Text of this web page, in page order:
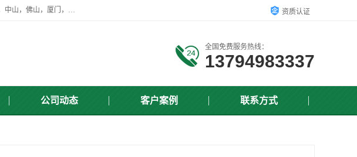
广东食安膳食管理服务有限公司是一家从事蔬菜配送、食堂承包，团餐配送的企业，本公司客户遍布东莞、深圳，广州，惠州，中山，佛山，厦门，肇庆，江门，清远等地，资质齐全，提供学校、工厂、医院、企业、地铁、大型超市、商场、单位、消防队、监狱食堂饭堂蔬菜配送，集新鲜蔬菜、新鲜肉类、粮油、瓜果 、干货 、水产、冻品、粮油、调味品、日用品、调味品及进口冷冻食品为主的原料供应商等为一体的化配送服务机构！ 资质认证
全国免费服务热线：
13794983337
公司动态 客户案例 联系方式